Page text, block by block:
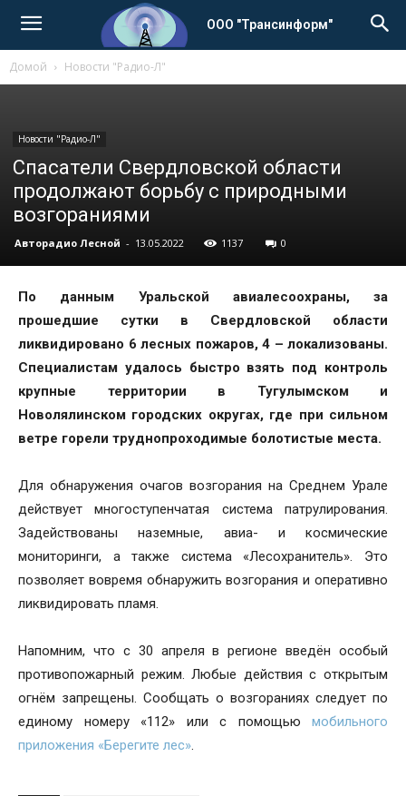
ООО "Трансинформ"
Домой Новости "Радио-Л"
Новости "Радио-Л"
Спасатели Свердловской области
продолжают борьбу с природными
возгораниями
Авторадио Лесной - 13.05.2022 1137 0
По данным Уральской авиалесоохраны, за
прошедшие сутки в Свердловской области
ликвидировано 6 лесных пожаров, 4 – локализованы.
Специалистам удалось быстро взять под контроль
крупные территории в Тугулымском и
Новолялинском городских округах, где при сильном
ветре горели труднопроходимые болотистые места.
Для обнаружения очагов возгорания на Среднем Урале
действует многоступенчатая система патрулирования.
Задействованы наземные, авиа- и космические
мониторинги, а также система «Лесохранитель». Это
позволяет вовремя обнаружить возгорания и оперативно
ликвидировать пламя.
Напомним, что с 30 апреля в регионе введён особый
противопожарный режим. Любые действия с открытым
огнём запрещены. Сообщать о возгораниях следует по
единому номеру «112» или с помощью мобильного
приложения «Берегите лес».